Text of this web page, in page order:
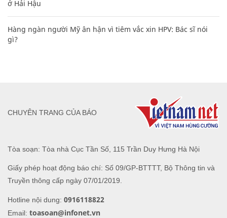
ở Hải Hậu
Hàng ngàn người Mỹ ân hận vì tiêm vắc xin HPV: Bác sĩ nói
gì?
Tòa soạn: Tòa nhà Cục Tần Số, 115 Trần Duy Hưng Hà Nội
Giấy phép hoạt động báo chí: Số 09/GP-BTTTT, Bộ Thông tin và
Truyền thông cấp ngày 07/01/2019.
Hotline nội dung: 0916118822
Email: toasoan@infonet.vn
CHUYÊN TRANG CỦA BÁO